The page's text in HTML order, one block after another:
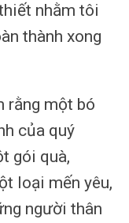
nhằm tôi
thành xong
rằng một bó
của quý
gói quà,
loại mến yêu,
người thân